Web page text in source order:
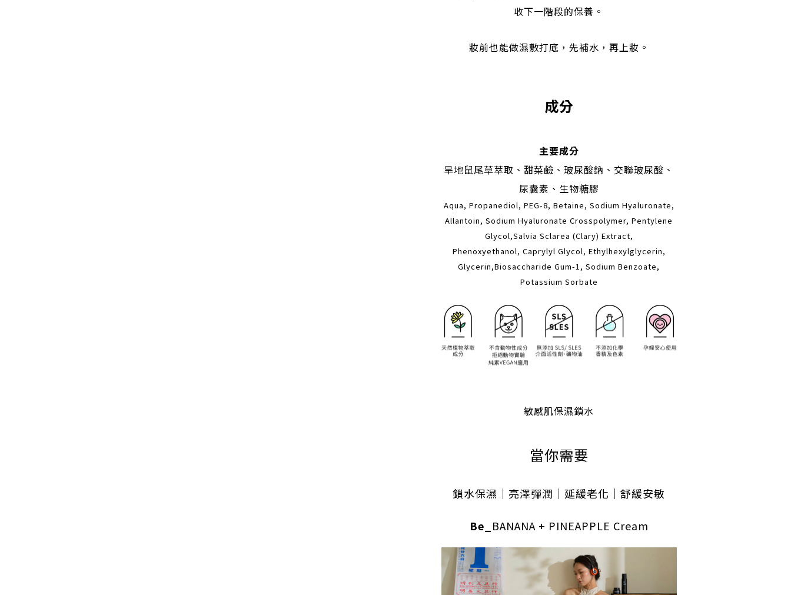
收下一階段的保養。
妝前也能做濕敷打底，先補水，再上妝。
成分
主要成分
旱地鼠尾草萃取、甜菜鹼、玻尿酸鈉、交聯玻尿酸、
尿囊素、生物糖膠
Aqua, Propanediol, PEG-8, Betaine, Sodium Hyaluronate,
Allantoin, Sodium Hyaluronate Crosspolymer, Pentylene
Glycol,Salvia Sclarea (Clary) Extract,
Phenoxyethanol, Caprylyl Glycol, Ethylhexylglycerin,
Glycerin,Biosaccharide Gum-1, Sodium Benzoate,
Potassium Sorbate
敏感肌保濕鎖水
當你需要
鎖水保濕｜亮澤彈潤｜延緩老化｜舒緩安敏
Be_ BANANA + PINEAPPLE Cream